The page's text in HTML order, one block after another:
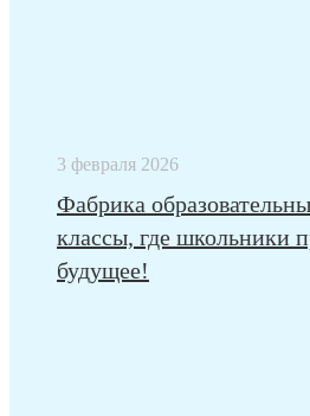
3 февраля 2026
Фабрика
классы, где школьники
будущее!